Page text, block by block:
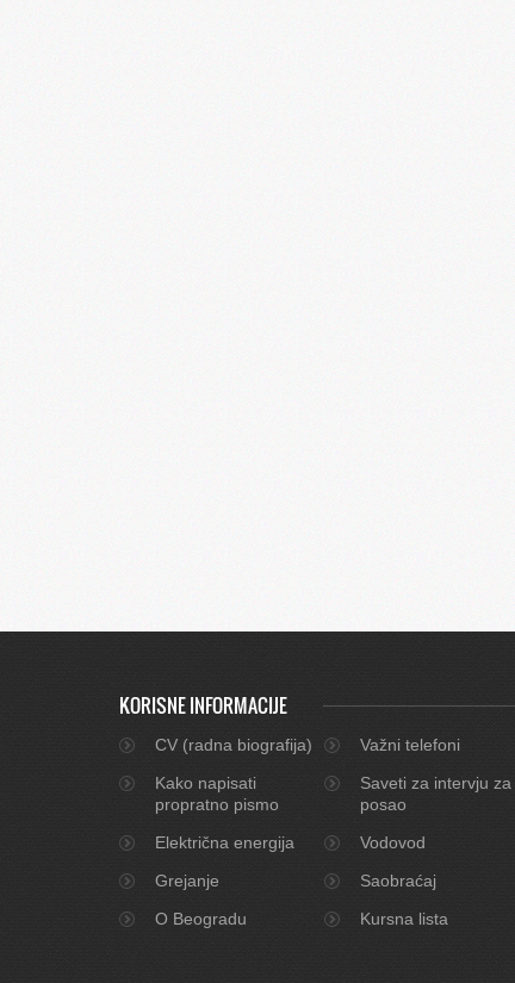
KORISNE INFORMACIJE
CV (radna biografija)
Važni telefoni
Kako napisati
propratno pismo
Saveti za intervju za
posao
Električna energija
Vodovod
Grejanje
Saobraćaj
O Beogradu
Kursna lista